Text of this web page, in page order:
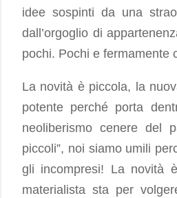
idee sospinti da una
dall’orgoglio di
pochi. Pochi e fermamente
La novità è piccola, la
potente perché porta
neoliberismo cenere del
piccoli”, noi siamo umili
gli incompresi! La novità
materialista sta per